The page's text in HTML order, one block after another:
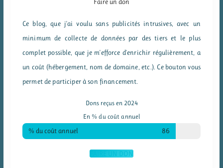
Ce blog, que j'ai voulu sans publicités intrusives, avec un
minimum de collecte de données par des tiers et le plus
complet possible, que je m'efforce d'enrichir régulièrement, a
un coût (hébergement, nom de domaine, etc.). Ce bouton vous
permet de participer à son financement.
Dons reçus en 2024
En % du coût annuel
% du coût annuel 86
FAIRE UN DON